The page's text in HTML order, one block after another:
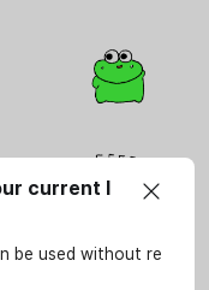
current l
be used without re